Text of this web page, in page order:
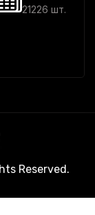
21226 шт.
Reserved.